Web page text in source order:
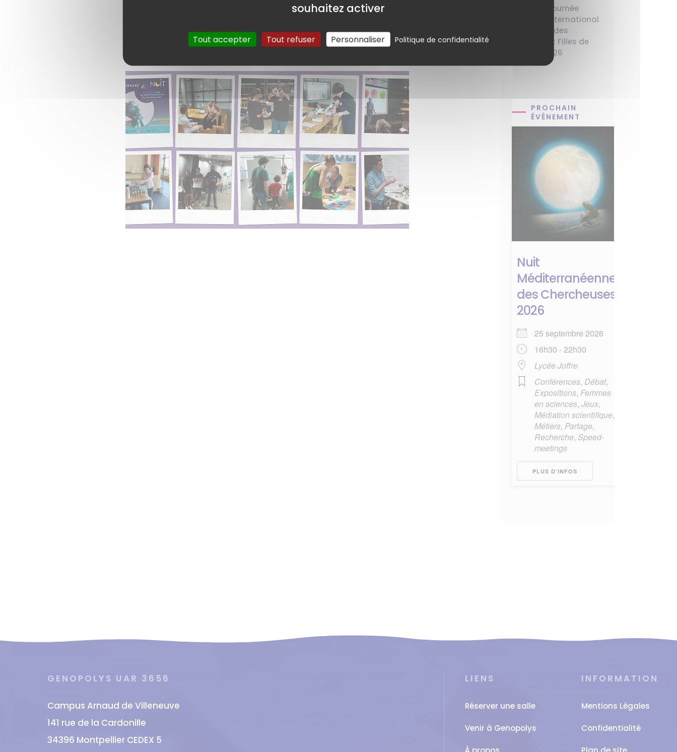
Journée
International
e des
Femmes et Filles de
Science 2026
PROCHAIN
ÉVÈNEMENT
Nuit
Méditerranéenne
des Chercheuses
2026
25 septembre 2026
16h30 - 22h30
Lycée Joffre
Conférences, Débat,
Expositions, Femmes
en sciences, Jeux,
Médiation scientifique,
Métiers, Partage,
Recherche, Speed-
meetings
PLUS D’INFOS
GENOPOLYS UAR 3656
Campus Arnaud de Villeneuve
141 rue de la Cardonille
34396 Montpellier CEDEX 5
LIENS
Réserver une salle
Venir à Genopolys
INFORMATION
Mentions Légales
Confidentialité
souhaitez activer
Tout accepter Tout refuser Personnaliser Politique de confidentialité